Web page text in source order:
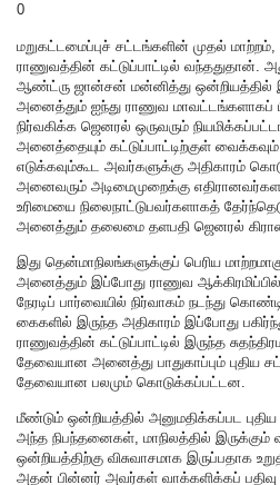
0
மறுகட்டமைப்புச் சட்டங்களின் முதல்
ராணுவத்தின் கட்டுப்பாட்டில் வந்ததுதான்.
ஆண்ட்ரு ஜான்சன் மன்னித்து ஒன்றியத்தில்
அனைத்தும் ஐந்து ராணுவ மாவட்டங்களாகப்
நிர்வகிக்க ஜெனரல் ஒருவரும்
அனைத்தையும் கட்டுப்பாட்டிற்குள் வைக்கவும்,
எடுக்கவும்கூட அவர்களுக்கு அதிகாரம்
அனைவரும் அடிமைமுறைக்கு
உரிமையை நிலைநாட்டுபவர்களாகத்
அனைத்தும் தலைமை தளபதி ஜெனரல்
இது தென்மாநிலங்களுக்குப் பெரிய
அனைத்தும் இப்போது ராணுவ
நேரடிப் பார்வையில் நிர்வாகம் நடந்து
கைகளில் இருந்த அதிகாரம் இப்போது
ராணுவத்தின் கட்டுப்பாட்டில் இருந்த
தேவையான அனைத்து பாதுகாப்பும் புதிய
தேவையான பலமும் கொடுக்கப்பட்டன.
மீண்டும் ஒன்றியத்தில் அனுமதிக்கப்பட
அந்த நிபந்தனைகள், மாநிலத்தில் இருக்கும்
ஒன்றியத்திற்கு விசுவாசமாக இருப்பதாக
அதன் பின்னர் அவர்கள் வாக்களிக்கப்